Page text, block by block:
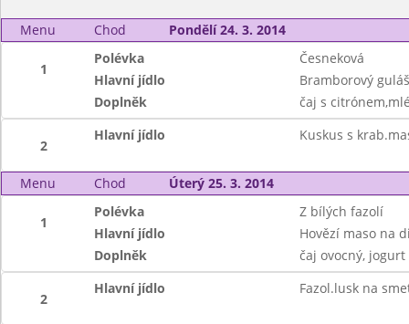
Menu Chod Pondělí 24. 3. 2014
1
Polévka
Česneková
Hlavní jídlo
Bramborový
Doplněk
čaj s
2
Hlavní jídlo Kuskus s
Menu Chod Úterý 25. 3. 2014
1
Polévka
Z bílých fazolí
Hlavní jídlo
Hovězí maso na
Doplněk
čaj ovocný, jogurt
2
Hlavní jídlo Fazol.lusk na